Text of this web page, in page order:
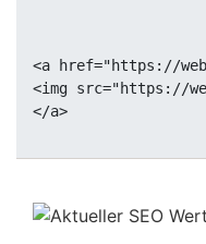
<a href="https://
<img src="https://